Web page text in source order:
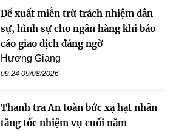
Đề xuất miễn trừ trách nhiệm dân
sự, hình sự cho ngân hàng khi báo
cáo giao dịch đáng ngờ
Hương Giang
09:24 09/08/2026
Thanh tra An toàn bức xạ hạt nhân
tăng tốc nhiệm vụ cuối năm